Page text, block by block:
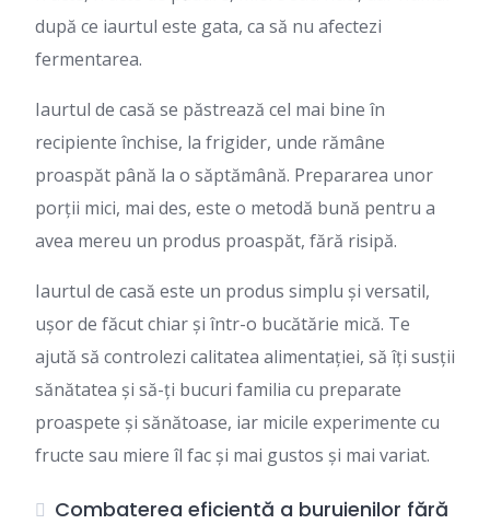
după ce iaurtul este gata, ca să nu afectezi
fermentarea.
Iaurtul de casă se păstrează cel mai bine în
recipiente închise, la frigider, unde rămâne
proaspăt până la o săptămână. Prepararea unor
porții mici, mai des, este o metodă bună pentru a
avea mereu un produs proaspăt, fără risipă.
Iaurtul de casă este un produs simplu și versatil,
ușor de făcut chiar și într-o bucătărie mică. Te
ajută să controlezi calitatea alimentației, să îți susții
sănătatea și să-ți bucuri familia cu preparate
proaspete și sănătoase, iar micile experimente cu
fructe sau miere îl fac și mai gustos și mai variat.
Combaterea eficientă a buruienilor fără